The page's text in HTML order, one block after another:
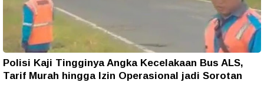
Polisi Kaji Tingginya Angka Kecelakaan Bus ALS,
Tarif Murah hingga Izin Operasional jadi Sorotan